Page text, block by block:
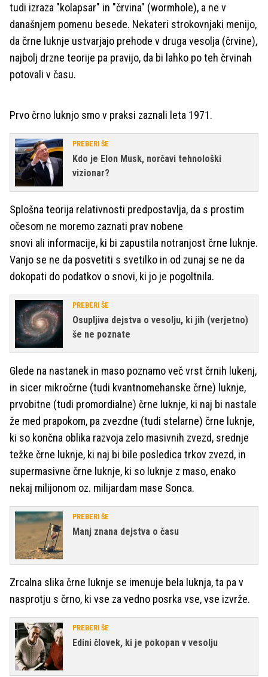
tudi izraza "kolapsar" in "črvina" (wormhole), a ne v
današnjem pomenu besede. Nekateri strokovnjaki menijo,
da črne luknje ustvarjajo prehode v druga vesolja (črvine),
najbolj drzne teorije pa pravijo, da bi lahko po teh črvinah
potovali v času.
Prvo črno luknjo smo v praksi zaznali leta 1971.
PREBERI ŠE
Kdo je Elon Musk, norčavi tehnološki
vizionar?
Splošna teorija relativnosti predpostavlja, da s prostim
očesom ne moremo zaznati prav nobene
snovi ali informacije, ki bi zapustila notranjost črne luknje.
Vanjo se ne da posvetiti s svetilko in od zunaj se ne da
dokopati do podatkov o snovi, ki jo je pogoltnila.
PREBERI ŠE
Osupljiva dejstva o vesolju, ki jih (verjetno)
še ne poznate
Glede na nastanek in maso poznamo več vrst črnih lukenj,
in sicer mikročrne (tudi kvantnomehanske črne) luknje,
prvobitne (tudi promordialne) črne luknje, ki naj bi nastale
že med prapokom, pa zvezdne (tudi stelarne) črne luknje,
ki so končna oblika razvoja zelo masivnih zvezd, srednje
težke črne luknje, ki naj bi bile posledica trkov zvezd, in
supermasivne črne luknje, ki so luknje z maso, enako
nekaj milijonom oz. milijardam mase Sonca.
PREBERI ŠE
Manj znana dejstva o času
Zrcalna slika črne luknje se imenuje bela luknja, ta pa v
nasprotju s črno, ki vse za vedno posrka vse, vse izvrže.
PREBERI ŠE
Edini človek, ki je pokopan v vesolju